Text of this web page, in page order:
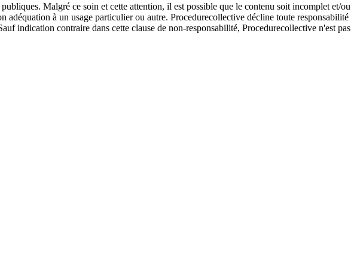
Malgré ce soin et cette attention, il est possible que le contenu soit incomplet et/ou
à un usage particulier ou autre. Procedurecollective décline toute responsabilité
indication contraire dans cette clause de non-responsabilité, Procedurecollective n'est pas